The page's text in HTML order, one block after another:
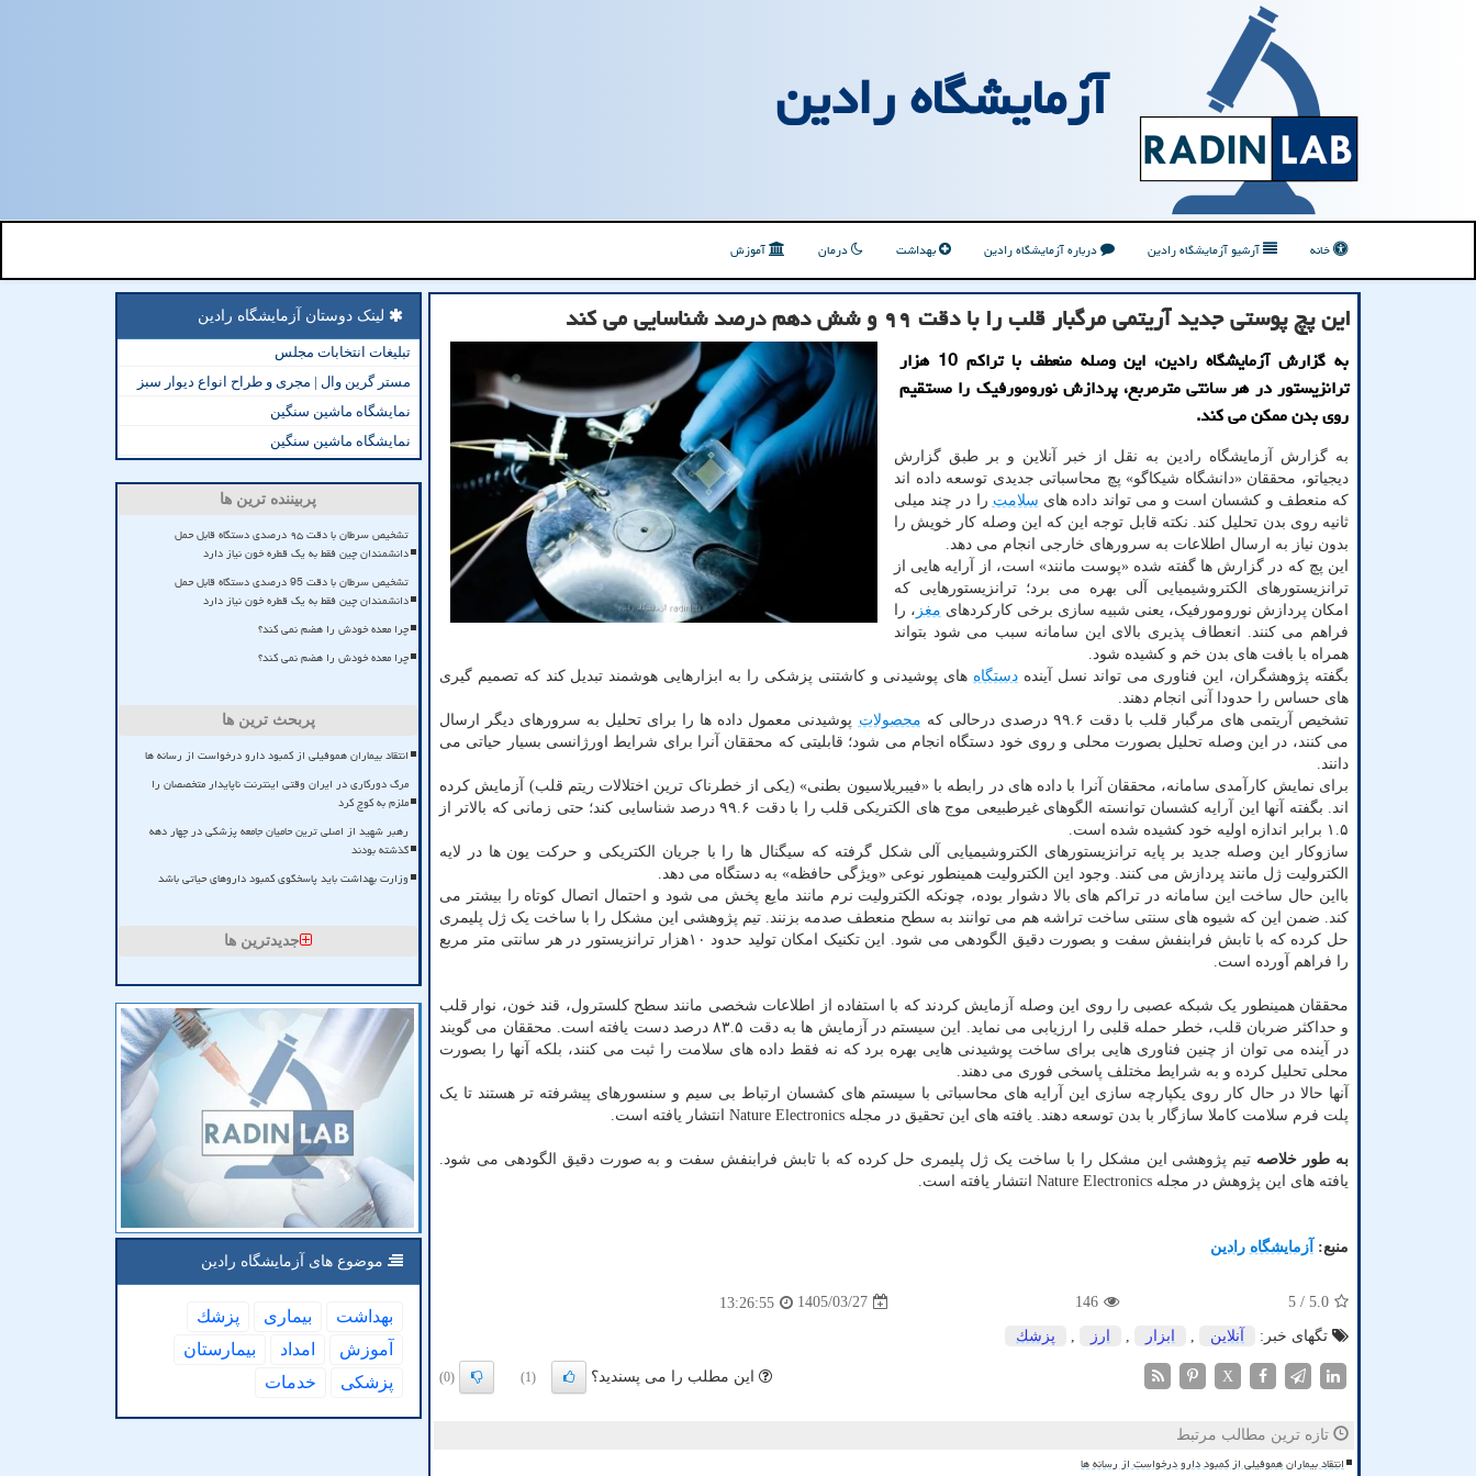
آزمایشگاه رادین
خانه آرشیو آزمایشگاه رادین درباره آزمایشگاه رادین بهداشت درمان آموزش
این پچ پوستی جدید آریتمی مرگبار قلب را با دقت ۹۹ و شش دهم درصد شناسایی می کند
به گزارش آزمایشگاه رادین، این وصله منعطف با تراکم 10 هزار
ترانزیستور در هر سانتی مترمربع، پردازش نورومورفیک را مستقیم
روی بدن ممکن می کند.
به گزارش آزمایشگاه رادین به نقل از خبر آنلاین و بر طبق گزارش
دیجیاتو، محققان «دانشگاه شیکاگو» پچ محاسباتی جدیدی توسعه داده اند
که منعطف و کشسان است و می تواند داده های سلامت را در چند میلی
ثانیه روی بدن تحلیل کند. نکته قابل توجه این که این وصله کار خویش را
بدون نیاز به ارسال اطلاعات به سرورهای خارجی انجام می دهد.
این پچ که در گزارش ها گفته شده «پوست مانند» است، از آرایه هایی از
ترانزیستورهای الکتروشیمیایی آلی بهره می برد؛ ترانزیستورهایی که
امکان پردازش نورومورفیک، یعنی شبیه سازی برخی کارکردهای مغز ، را
فراهم می کنند. انعطاف پذیری بالای این سامانه سبب می شود بتواند
همراه با بافت های بدن خم و کشیده شود.
بگفته پژوهشگران، این فناوری می تواند نسل آینده دستگاه های پوشیدنی و کاشتنی پزشکی را به ابزارهایی هوشمند تبدیل کند که تصمیم گیری
های حساس را حدودا آنی انجام دهند.
تشخیص آریتمی های مرگبار قلب با دقت ۹۹.۶ درصدی درحالی که
محصولات پوشیدنی معمول داده ها را برای تحلیل به سرورهای دیگر ارسال
می کنند، در این وصله تحلیل بصورت محلی و روی خود دستگاه انجام می شود؛ قابلیتی که محققان آنرا برای شرایط اورژانسی بسیار حیاتی می
دانند.
برای نمایش کارآمدی سامانه، محققان آنرا با داده های در رابطه با «فیبریلاسیون بطنی» (یکی از خطرناک ترین اختلالات ریتم قلب) آزمایش کرده
اند. بگفته آنها این آرایه کشسان توانسته الگوهای غیرطبیعی موج های الکتریکی قلب را با دقت ۹۹.۶ درصد شناسایی کند؛ حتی زمانی که بالاتر از
۱.۵ برابر اندازه اولیه خود کشیده شده است.
سازوکار این وصله جدید بر پایه ترانزیستورهای الکتروشیمیایی آلی شکل گرفته که سیگنال ها را با جریان الکتریکی و حرکت یون ها در لایه
الکترولیت ژل مانند پردازش می کنند. وجود این الکترولیت همینطور نوعی «ویژگی حافظه» به دستگاه می دهد.
بااین حال ساخت این سامانه در تراکم های بالا دشوار بوده، چونکه الکترولیت نرم مانند مایع پخش می شود و احتمال اتصال کوتاه را بیشتر می
کند. ضمن این که شیوه های سنتی ساخت تراشه هم می توانند به سطح منعطف صدمه بزنند. تیم پژوهشی این مشکل را با ساخت یک ژل پلیمری
حل کرده که با تابش فرابنفش سفت و بصورت دقیق الگودهی می شود. این تکنیک امکان تولید حدود ۱۰هزار ترانزیستور در هر سانتی متر مربع
را فراهم آورده است.
محققان همینطور یک شبکه عصبی را روی این وصله آزمایش کردند که با استفاده از اطلاعات شخصی مانند سطح کلسترول، قند خون، نوار قلب
و حداکثر ضربان قلب، خطر حمله قلبی را ارزیابی می نماید. این سیستم در آزمایش ها به دقت ۸۳.۵ درصد دست یافته است. محققان می گویند
در آینده می توان از چنین فناوری هایی برای ساخت پوشیدنی هایی بهره برد که نه فقط داده های سلامت را ثبت می کنند، بلکه آنها را بصورت
محلی تحلیل کرده و به شرایط مختلف پاسخی فوری می دهند.
آنها حالا در حال کار روی یکپارچه سازی این آرایه های محاسباتی با سیستم های کشسان ارتباط بی سیم و سنسورهای پیشرفته تر هستند تا یک
پلت فرم سلامت کاملا سازگار با بدن توسعه دهند. یافته های این تحقیق در مجله Nature Electronics انتشار یافته است.
به طور خلاصه تیم پژوهشی این مشکل را با ساخت یک ژل پلیمری حل کرده که با تابش فرابنفش سفت و به صورت دقیق الگودهی می شود.
یافته های این پژوهش در مجله Nature Electronics انتشار یافته است.
منبع: آزمایشگاه رادین
5.0
/ 5
146
1405/03/27
13:26:55
تگهای خبر:
آنلاین ابزار ارز پزشك
X این مطلب را می پسندید؟ (1)
(0)
تازه ترین مطالب مرتبط
انتقاد بیماران هموفیلی از کمبود دارو درخواست از رسانه ها
لینک دوستان آزمایشگاه رادین
تبلیغات انتخابات مجلس
مستر گرین وال | مجری و طراح انواع دیوار سبز
نمایشگاه ماشین سنگین
نمایشگاه ماشین سنگین
پربیننده ترین ها
تشخیص سرطان با دقت ۹۵ درصدی دستگاه قابل حمل
دانشمندان چین فقط به یک قطره خون نیاز دارد
تشخیص سرطان با دقت 95 درصدی دستگاه قابل حمل
دانشمندان چین فقط به یک قطره خون نیاز دارد
چرا معده خودش را هضم نمی کند؟
چرا معده خودش را هضم نمی کند؟
پربحث ترین ها
انتقاد بیماران هموفیلی از کمبود دارو درخواست از رسانه ها
مرگ دورکاری در ایران وقتی اینترنت ناپایدار متخصصان را
ملزم به کوچ کرد
رهبر شهید از اصلی ترین حامیان جامعه پزشکی در چهار دهه
گذشته بودند
وزارت بهداشت باید پاسخگوی کمبود داروهای حیاتی باشد
جدیدترین ها
موضوع های آزمایشگاه رادین
بهداشت بیماری
پزشك
آموزش
امداد
بیمارستان
پزشكی
خدمات